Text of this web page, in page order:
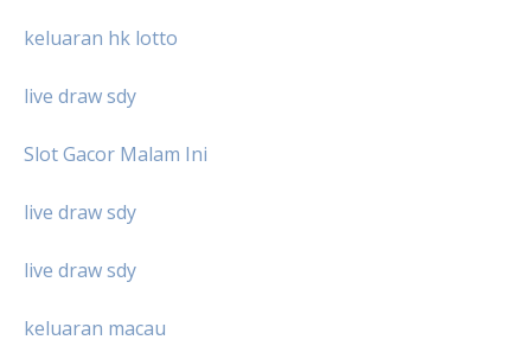
keluaran hk lotto
live draw sdy
Slot Gacor Malam Ini
live draw sdy
live draw sdy
keluaran macau